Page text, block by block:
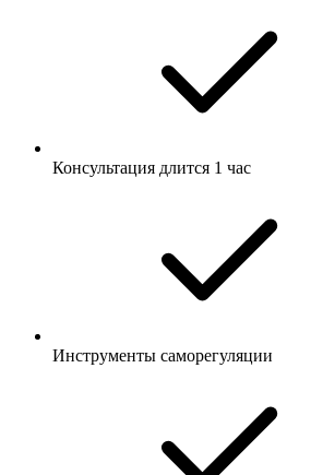
Консультация длится 1 час
Инструменты саморегуляции